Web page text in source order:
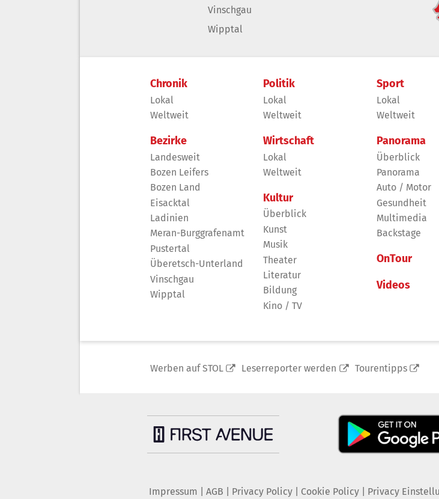
Vinschgau
Wipptal
Chronik
Lokal
Weltweit
Bezirke
Landesweit
Bozen Leifers
Bozen Land
Eisacktal
Ladinien
Meran-Burggrafenamt
Pustertal
Überetsch-Unterland
Vinschgau
Wipptal
Politik
Lokal
Weltweit
Wirtschaft
Lokal
Weltweit
Kultur
Überblick
Kunst
Musik
Theater
Literatur
Bildung
Kino / TV
Sport
Lokal
Weltweit
Panorama
Überblick
Panorama
Auto / Motor
Gesundheit
Multimedia
Backstage
OnTour
Videos
Werben auf STOL Leserreporter werden Tourentipps
Impressum AGB Privacy Policy| Cookie Policy| Privacy